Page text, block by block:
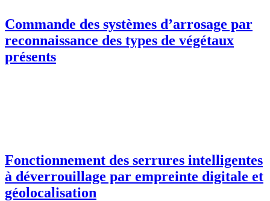
Commande des systèmes d’arrosage par
reconnaissance des types de végétaux
présents
Fonctionnement des serrures intelligentes
à déverrouillage par empreinte digitale et
géolocalisation